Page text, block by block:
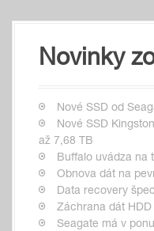
Novinky
Nové SSD od
Nové SSD
až 7,68 TB
Buffalo uvádza na
Obnova dát na
Data recovery
Záchrana dát HDD
Seagate má v